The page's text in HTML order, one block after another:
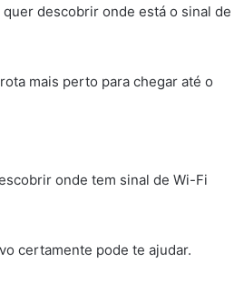
descobrir onde está o sinal de
mais perto para chegar até o
onde tem sinal de Wi-Fi
certamente pode te ajudar.